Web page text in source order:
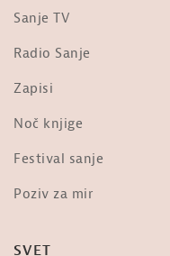
Sanje TV
Radio Sanje
Zapisi
Noč knjige
Festival sanje
Poziv za mir
SVET